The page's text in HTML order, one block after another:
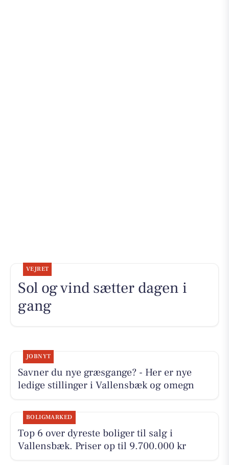
VEJRET
Sol og vind sætter dagen i
gang
JOBNYT
Savner du nye græsgange? - Her er nye
ledige stillinger i Vallensbæk og omegn
BOLIGMARKED
Top 6 over dyreste boliger til salg i
Vallensbæk. Priser op til 9.700.000 kr